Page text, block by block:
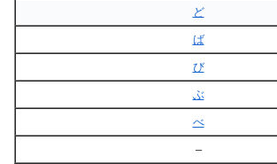
ど
ば
び
ぶ
べ
–